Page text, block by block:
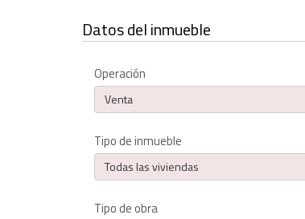
Datos del inmueble
Operación
Venta
Tipo de inmueble
Todas las viviendas
Tipo de obra